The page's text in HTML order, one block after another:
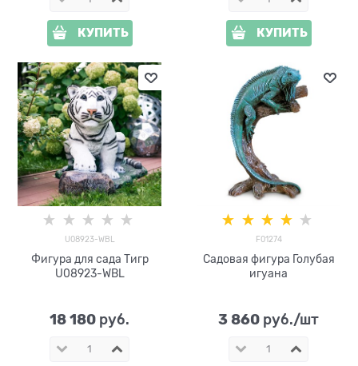
КУПИТЬ КУПИТЬ
U08923-WBL
Фигура для сада Тигр
U08923-WBL
18 180 руб.
F01274
Садовая фигура Голубая
игуана
3 860 руб./шт